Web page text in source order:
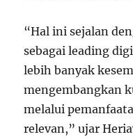
“Hal ini sejalan
sebagai leading
lebih banyak
mengembangkan
melalui
relevan,” ujar